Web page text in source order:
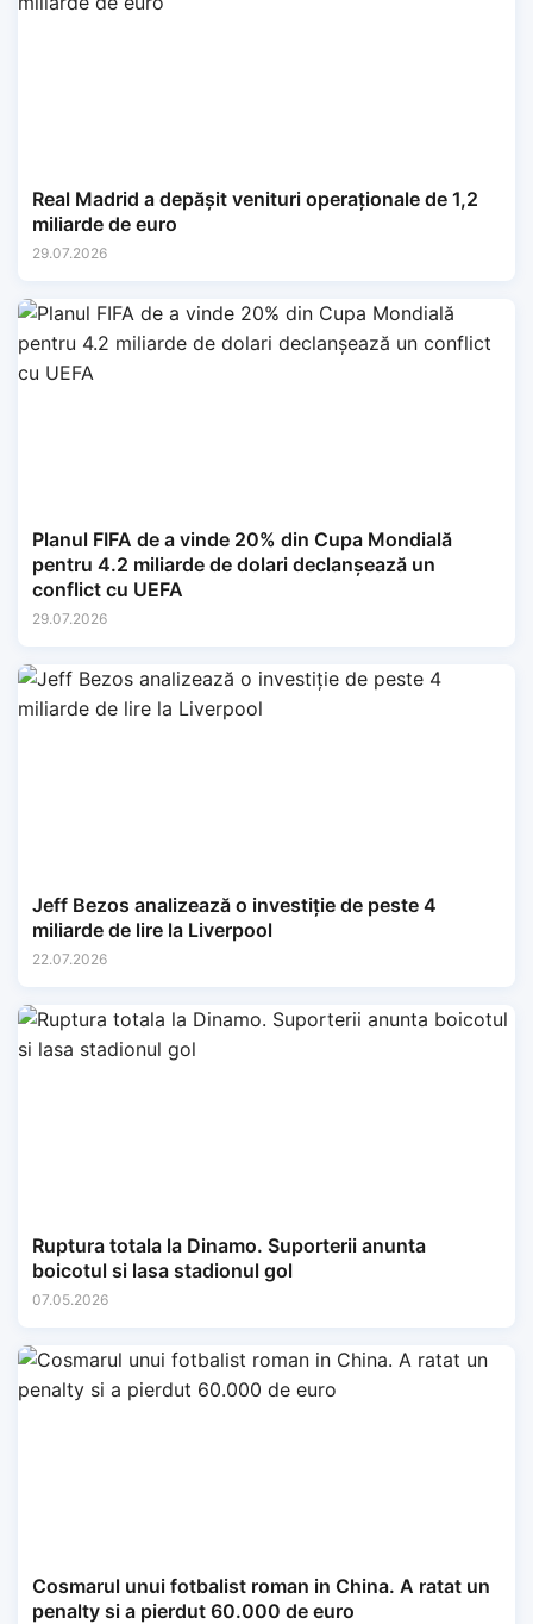
Real Madrid a depășit venituri operaționale de 1,2
miliarde de euro
29.07.2026
Planul FIFA de a vinde 20% din Cupa Mondială
pentru 4.2 miliarde de dolari declanșează un
conflict cu UEFA
29.07.2026
Jeff Bezos analizează o investiție de peste 4
miliarde de lire la Liverpool
22.07.2026
Ruptura totala la Dinamo. Suporterii anunta
boicotul si lasa stadionul gol
07.05.2026
Cosmarul unui fotbalist roman in China. A ratat un
penalty si a pierdut 60.000 de euro